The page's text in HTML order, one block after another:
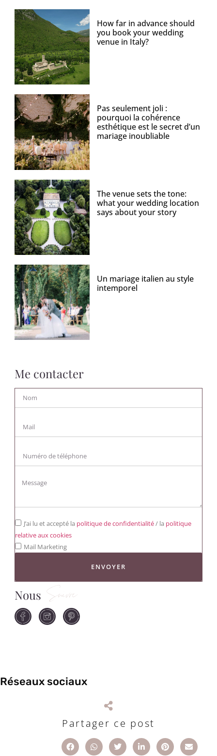
How far in advance should
you book your wedding
venue in Italy?
Pas seulement joli :
pourquoi la cohérence
esthétique est le secret d’un
mariage inoubliable
The venue sets the tone:
what your wedding location
says about your story
Un mariage italien au style
intemporel
Me contacter
J’ai lu et accepté la politique de confidentialité/ la politique
relative aux cookies
Mail Marketing
ENVOYER
Nous Suivre
Réseaux sociaux
Partager ce post